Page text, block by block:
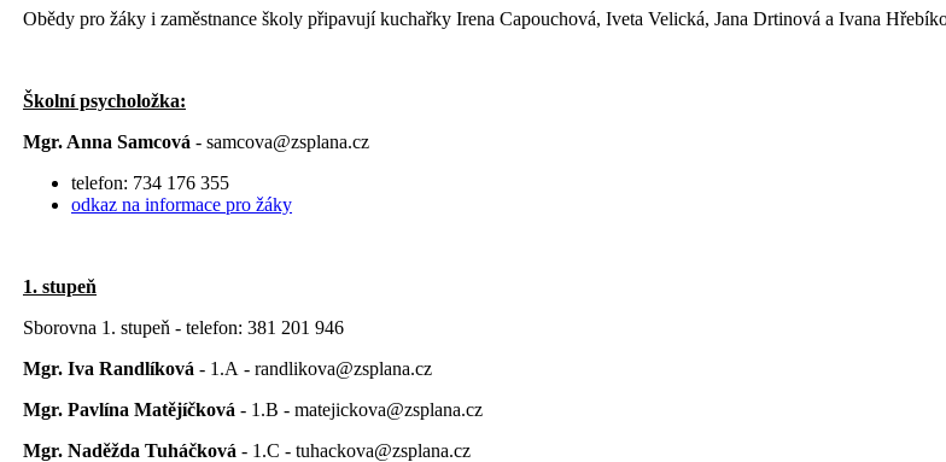
Obědy pro žáky i zaměstnance školy připavují kuchařky Irena Capouchová, Iveta Velická, Jana Drtinová a Ivana
Školní psycholožka:
Mgr. Anna Samcová - samcova@zsplana.cz
telefon: 734 176 355
odkaz na informace pro žáky
1. stupeň
Sborovna 1. stupeň - telefon: 381 201 946
Mgr. Iva Randlíková - 1.A - randlikova@zsplana.cz
Mgr. Pavlína Matějíčková - 1.B - matejickova@zsplana.cz
Mgr. Naděžda Tuháčková - 1.C - tuhackova@zsplana.cz